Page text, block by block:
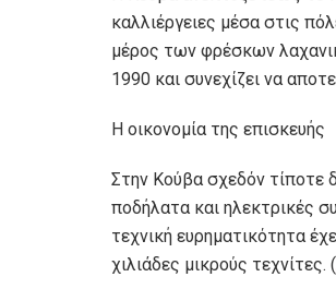
καλλιέργειες μέσα στις
μέρος των φρέσκων
1990 και συνεχίζει να
Η οικονομία της επισκευής
Στην Κούβα σχεδόν τίποτε
ποδήλατα και ηλεκτρικές
τεχνική ευρηματικότητα
χιλιάδες μικρούς τεχνίτες. (